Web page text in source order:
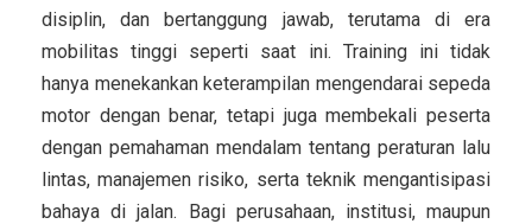
disiplin, dan bertanggung jawab, terutama di era
mobilitas tinggi seperti saat ini. Training ini tidak
hanya menekankan keterampilan mengendarai sepeda
motor dengan benar, tetapi juga membekali peserta
dengan pemahaman mendalam tentang peraturan lalu
lintas, manajemen risiko, serta teknik mengantisipasi
bahaya di jalan. Bagi perusahaan, institusi, maupun